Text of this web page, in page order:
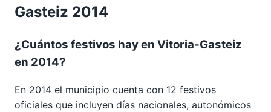
Gasteiz 2014
¿Cuántos festivos hay en Vitoria-Gasteiz
en 2014?
En 2014 el municipio cuenta con 12 festivos
oficiales que incluyen días nacionales, autonómicos